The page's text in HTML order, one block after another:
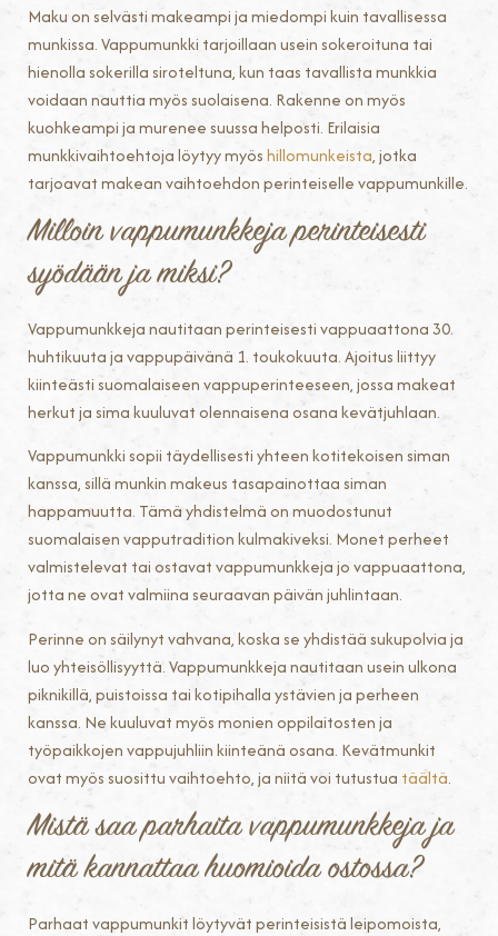
Maku on selvästi makeampi ja miedompi kuin tavallisessa
munkissa. Vappumunkki tarjoillaan usein sokeroituna tai
hienolla sokerilla siroteltuna, kun taas tavallista munkkia
voidaan nauttia myös suolaisena. Rakenne on myös
kuohkeampi ja murenee suussa helposti. Erilaisia
munkkivaihtoehtoja löytyy myöshillomunkeista, jotka
tarjoavat makean vaihtoehdon perinteiselle vappumunkille.
Milloin vappumunkkeja perinteisesti
syödään ja miksi?
Vappumunkkeja nautitaan perinteisesti vappuaattona 30.
huhtikuuta ja vappupäivänä 1. toukokuuta. Ajoitus liittyy
kiinteästi suomalaiseen vappuperinteeseen, jossa makeat
herkut ja sima kuuluvat olennaisena osana kevätjuhlaan.
Vappumunkki sopii täydellisesti yhteen kotitekoisen siman
kanssa, sillä munkin makeus tasapainottaa siman
happamuutta. Tämä yhdistelmä on muodostunut
suomalaisen vapputradition kulmakiveksi. Monet perheet
valmistelevat tai ostavat vappumunkkeja jo vappuaattona,
jotta ne ovat valmiina seuraavan päivän juhlintaan.
Perinne on säilynyt vahvana, koska se yhdistää sukupolvia ja
luo yhteisöllisyyttä. Vappumunkkeja nautitaan usein ulkona
piknikillä, puistoissa tai kotipihalla ystävien ja perheen
kanssa. Ne kuuluvat myös monien oppilaitosten ja
työpaikkojen vappujuhliin kiinteänä osana. Kevätmunkit
ovat myös suosittu vaihtoehto, ja niitä voi tutustua täältä.
Mistä saa parhaita vappumunkkeja ja
mitä kannattaa huomioida ostossa?
Parhaat vappumunkit löytyvät perinteisistä leipomoista,